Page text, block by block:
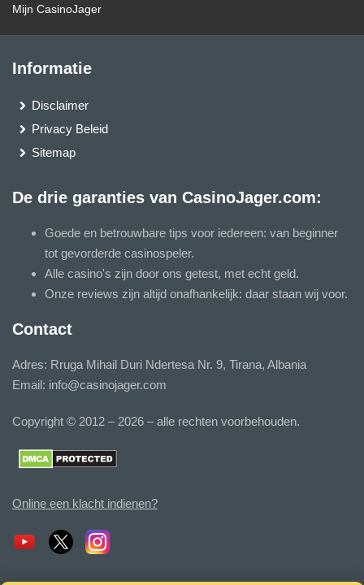
Mijn CasinoJager
Informatie
Disclaimer
Privacy Beleid
Sitemap
De drie garanties van CasinoJager.com:
Goede en betrouwbare tips voor iedereen: van beginner
tot gevorderde casinospeler.
Alle casino's zijn door ons getest, met echt geld.
Onze reviews zijn altijd onafhankelijk: daar staan wij voor.
Contact
Adres: Rruga Mihail Duri Ndertesa Nr. 9, Tirana, Albania
Email: info@casinojager.com
Copyright © 2012 – 2026 – alle rechten voorbehouden.
Online een klacht indienen?